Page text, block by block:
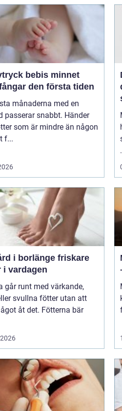
bebis minnet
den första tiden
månaderna med en
passerar snabbt. Händer
som är mindre än någon
f...
i borlänge friskare
i vardagen
går runt med värkande,
svullna fötter utan att
åt det. Fötterna bär